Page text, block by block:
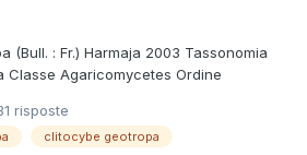
(Bull. : Fr.) Harmaja 2003 Tassonomia
Classe Agaricomycetes Ordine
Clitocybe geotropa (Bull. : Fr.)
risposte
clitocybe geotropa